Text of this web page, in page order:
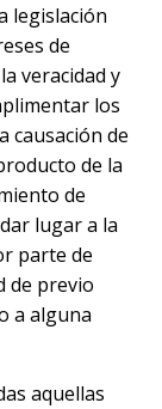
legislación
de
veracidad y
los
causación de
de la
de
lugar a la
parte de
de previo
a alguna
aquellas